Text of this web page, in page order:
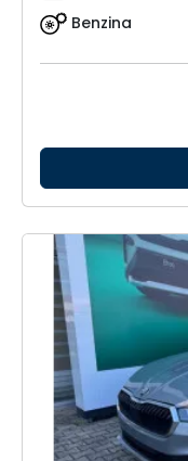
Benzina